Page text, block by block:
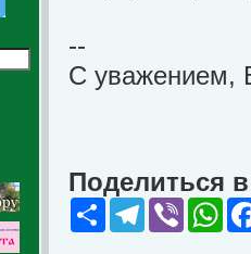
--
С уважением,
Поделиться
Share Telegram
Viber